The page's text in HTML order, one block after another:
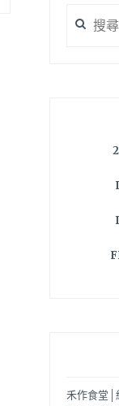
尋
LINE
禾作食堂│